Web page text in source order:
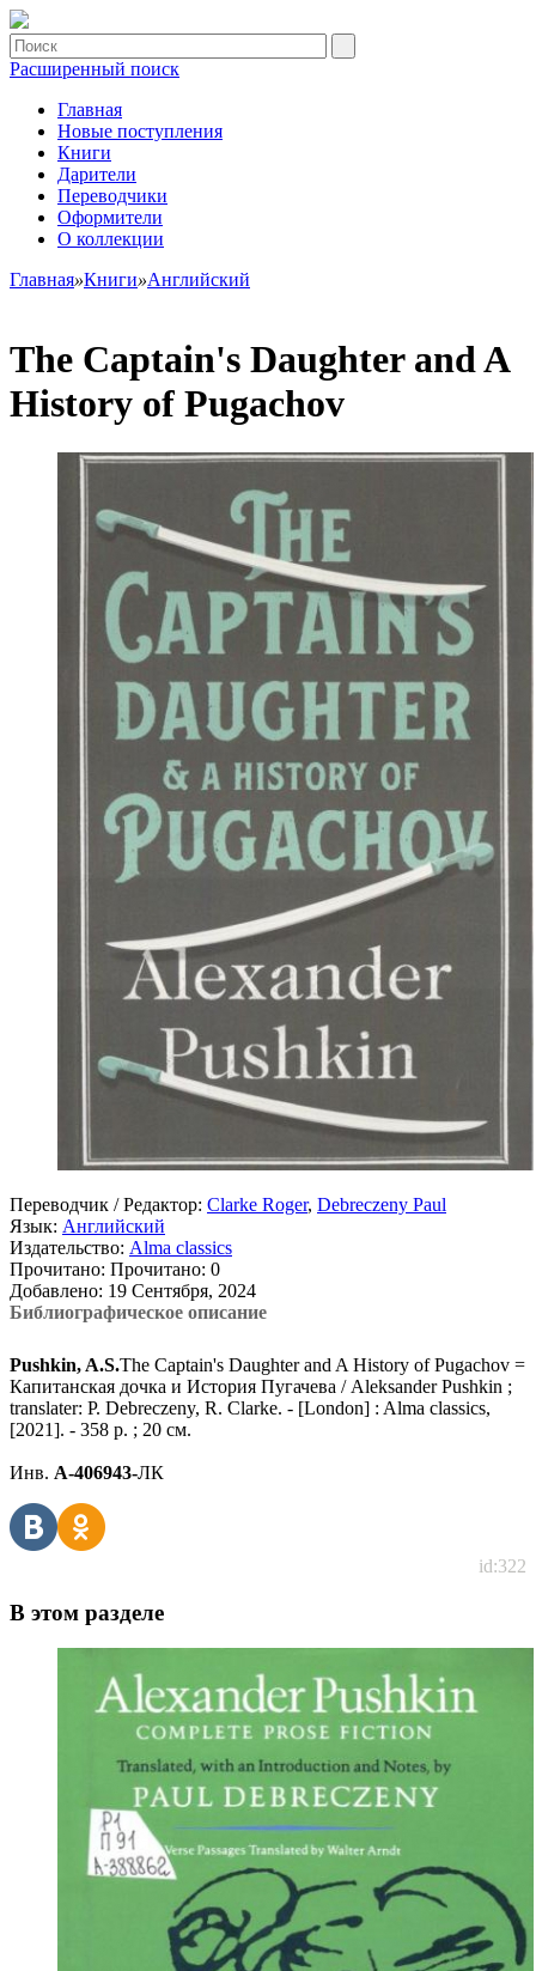
Расширенный поиск
Главная
Новые поступления
Книги
Дарители
Переводчики
Оформители
О коллекции
Главная»Книги»Английский
The Captain's Daughter and A
History of Pugachov
Переводчик / Редактор: Clarke Roger, Debreczeny Paul
Язык: Английский
Издательство: Alma classics
Прочитано: Прочитано: 0
Добавлено: 19 Сентября, 2024
Библиографическое описание
Pushkin, A.S.The Captain's Daughter and A History of Pugachov =
Капитанская дочка и История Пугачева / Aleksandеr Pushkin ;
translater: P. Debreczeny, R. Clarke. - [London] : Alma classics,
[2021]. - 358 p. ; 20 см.
Инв. А-406943-ЛК
id:322
В этом разделе